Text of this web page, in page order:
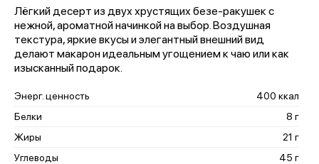
Лёгкий десерт из двух хрустящих безе-ракушек с
нежной, ароматной начинкой на выбор. Воздушная
текстура, яркие вкусы и элегантный внешний вид
делают макарон идеальным угощением к чаю или как
изысканный подарок.
Энерг. ценность
400 ккал
Белки
8 г
Жиры
21 г
Углеводы
45 г